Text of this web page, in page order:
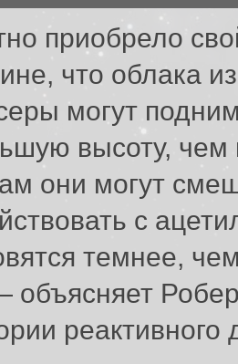
приобрело
что облака
могут
высоту, чем
они могут
с
темнее,
объясняет